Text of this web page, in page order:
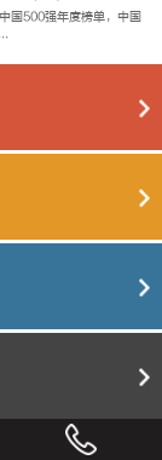
国500强年度榜单，中国